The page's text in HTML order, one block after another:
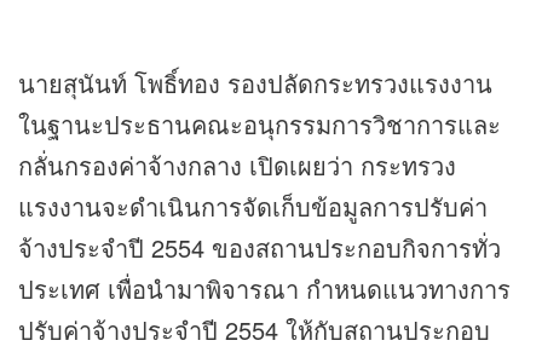
นายสุนันท์ โพธิ์ทอง รองปลัดกระทรวงแรงงาน
ในฐานะประธานคณะอนุกรรมการวิชาการและ
กลั่นกรองค่าจ้างกลาง เปิดเผยว่า กระทรวง
แรงงานจะดำเนินการจัดเก็บข้อมูลการปรับค่า
จ้างประจำปี 2554 ของสถานประกอบกิจการทั่ว
ประเทศ เพื่อนำมาพิจารณา กำหนดแนวทางการ
ปรับค่าจ้างประจำปี 2554 ให้กับสถานประกอบ